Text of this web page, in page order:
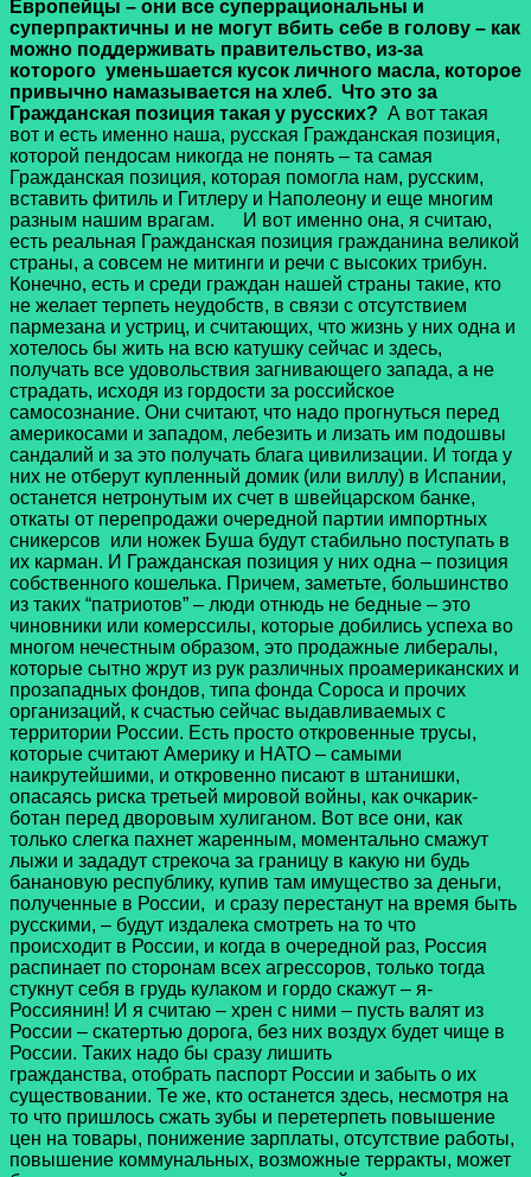
Европейцы – они все суперрациональны и
суперпрактичны и не могут вбить себе в голову – как
можно поддерживать правительство, из-за
которого уменьшается кусок личного масла, которое
привычно намазывается на хлеб. Что это за
Гражданская позиция такая у русских? А вот такая
вот и есть именно наша, русская Гражданская позиция,
которой пендосам никогда не понять – та самая
Гражданская позиция, которая помогла нам, русским,
вставить фитиль и Гитлеру и Наполеону и еще многим
разным нашим врагам.
И вот именно она, я считаю,
есть реальная Гражданская позиция гражданина великой
страны, а совсем не митинги и речи с высоких трибун.
Конечно, есть и среди граждан нашей страны такие, кто
не желает терпеть неудобств, в связи с отсутствием
пармезана и устриц, и считающих, что жизнь у них одна и
хотелось бы жить на всю катушку сейчас и здесь,
получать все удовольствия загнивающего запада, а не
страдать, исходя из гордости за российское
самосознание. Они считают, что надо прогнуться перед
америкосами и западом, лебезить и лизать им подошвы
сандалий и за это получать блага цивилизации. И тогда у
них не отберут купленный домик (или виллу) в Испании,
останется нетронутым их счет в швейцарском банке,
откаты от перепродажи очередной партии импортных
сникерсов или ножек Буша будут стабильно поступать в
их карман. И Гражданская позиция у них одна – позиция
собственного кошелька. Причем, заметьте, большинство
из таких “патриотов” – люди отнюдь не бедные – это
чиновники или комерссилы, которые добились успеха во
многом нечестным образом, это продажные либералы,
которые сытно жрут из рук различных проамериканских и
прозападных фондов, типа фонда Сороса и прочих
организаций, к счастью сейчас выдавливаемых с
территории России. Есть просто откровенные трусы,
которые считают Америку и НАТО – самыми
наикрутейшими, и откровенно писают в штанишки,
опасаясь риска третьей мировой войны, как очкарик-
ботан перед дворовым хулиганом. Вот все они, как
только слегка пахнет жаренным, моментально смажут
лыжи и зададут стрекоча за границу в какую ни будь
банановую республику, купив там имущество за деньги,
полученные в России, и сразу перестанут на время быть
русскими, – будут издалека смотреть на то что
происходит в России, и когда в очередной раз, Россия
распинает по сторонам всех агрессоров, только тогда
стукнут себя в грудь кулаком и гордо скажут – я-
Россиянин! И я считаю – хрен с ними – пусть валят из
России – скатертью дорога, без них воздух будет чище в
России. Таких надо бы сразу лишить
гражданства, отобрать паспорт России и забыть о их
существовании. Те же, кто останется здесь, несмотря на
то что пришлось сжать зубы и перетерпеть повышение
цен на товары, понижение зарплаты, отсутствие работы,
повышение коммунальных, возможные терракты, может